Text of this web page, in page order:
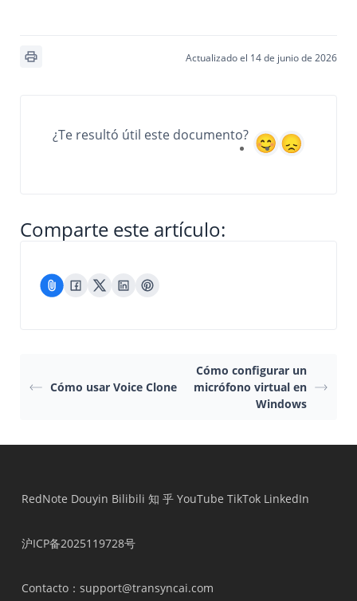
Actualizado el 14 de junio de 2026
¿Te resultó útil este documento?
Comparte este artículo:
Cómo usar Voice Clone
Cómo configurar un
micrófono virtual en
Windows
RedNote Douyin Bilibili 知 乎 YouTube TikTok LinkedIn
沪ICP备2025119728号
Contacto：support@transyncai.com